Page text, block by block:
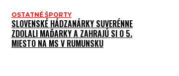
OSTATNÉ ŠPORTY
SLOVENSKÉ HÁDZANÁRKY SUVERÉNNE
ZDOLALI MAĎARKY A ZAHRAJÚ SI O 5.
MIESTO NA MS V RUMUNSKU